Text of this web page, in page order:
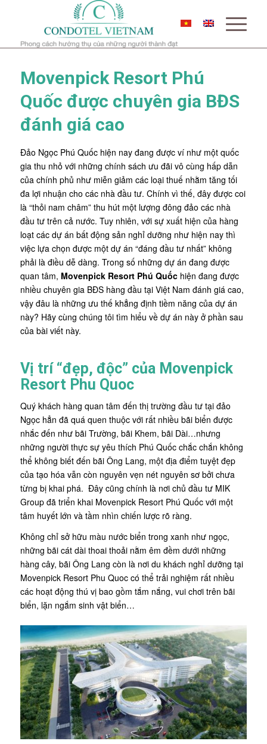
Movenpick Resort Phú
Quốc được chuyên gia BĐS
đánh giá cao
Đảo Ngọc Phú Quốc hiện nay đang được ví như một quốc
gia thu nhỏ với những chính sách ưu đãi vô cùng hấp dẫn
của chính phủ như miễn giảm các loại thuế nhằm tăng tối
đa lợi nhuận cho các nhà đầu tư. Chính vì thế, đây được coi
là “thỏi nam châm” thu hút một lượng đông đảo các nhà
đầu tư trên cả nước. Tuy nhiên, với sự xuất hiện của hàng
loạt các dự án bất động sản nghỉ dưỡng như hiện nay thì
việc lựa chọn được một dự án “đáng đầu tư nhất” không
phải là điều dễ dàng. Trong số những dự án đang được
quan tâm, Movenpick Resort Phú Quốchiện đang được
nhiều chuyên gia BĐS hàng đầu tại Việt Nam đánh giá cao,
vậy đâu là những ưu thế khẳng định tiềm năng của dự án
này? Hãy cùng chúng tôi tìm hiểu về dự án này ở phần sau
của bài viết này.
Vị trí “đẹp, độc” của Movenpick
Resort Phu Quoc
Quý khách hàng quan tâm đến thị trường đầu tư tại đảo
Ngọc hẳn đã quá quen thuộc với rất nhiều bãi biển được
nhắc đến như bãi Trường, bãi Khem, bãi Dài…nhưng
những người thực sự yêu thích Phú Quốc chắc chắn không
thể không biết đến bãi Ông Lang, một địa điểm tuyệt đẹp
của tạo hóa vẫn còn nguyên vẹn nét nguyên sơ bởi chưa
từng bị khai phá. Đây cũng chính là nơi chủ đầu tư MIK
Group đã triển khai Movenpick Resort Phú Quốc với một
tâm huyết lớn và tầm nhìn chiến lược rõ ràng.
Không chỉ sở hữu màu nước biển trong xanh như ngọc,
những bãi cát dài thoai thoải nằm êm đềm dưới những
hàng cây, bãi Ông Lang còn là nơi du khách nghỉ dưỡng tại
Movenpick Resort Phu Quoc có thể trải nghiệm rất nhiều
các hoạt động thú vị bao gồm tắm nắng, vui chơi trên bãi
biển, lặn ngắm sinh vật biển…